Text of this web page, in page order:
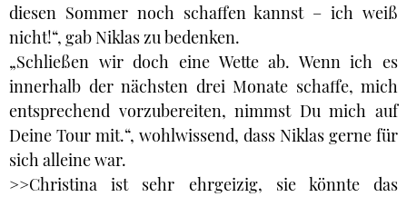
diesen Sommer noch schaffen kannst – ich weiß
nicht!“, gab Niklas zu bedenken.
„Schließen wir doch eine Wette ab. Wenn ich es
innerhalb der nächsten drei Monate schaffe, mich
entsprechend vorzubereiten, nimmst Du mich auf
Deine Tour mit.“, wohlwissend, dass Niklas gerne für
sich alleine war.
>>Christina ist sehr ehrgeizig, sie könnte das